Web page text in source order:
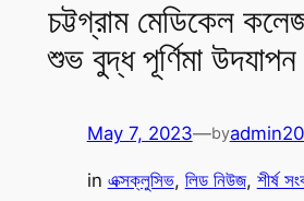
চট্টগ্রাম মেডিকেল
শুভ বুদ্ধ পূর্ণিমা উদযাপন
May 7, 2023—by
in এক্সক্লুসিভ, লিড নিউজ, শীর্ষ